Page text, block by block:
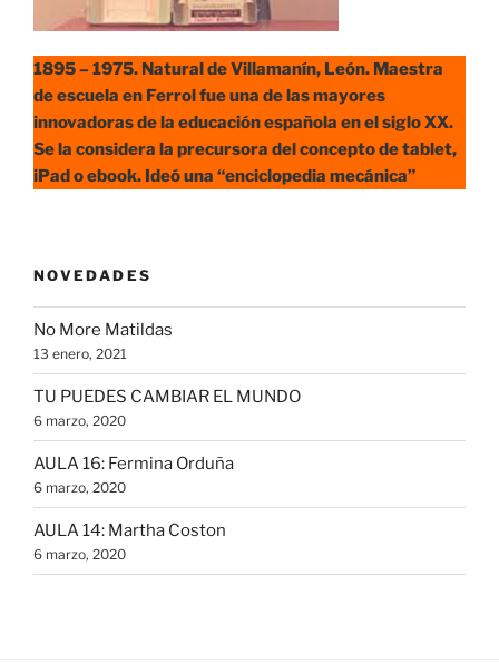
1895 – 1975. Natural de Villamanín, León. Maestra
de escuela en Ferrol fue una de las mayores
innovadoras de la educación española en el siglo XX.
Se la considera la precursora del concepto de tablet,
iPad o ebook. Ideó una “enciclopedia mecánica”
NOVEDADES
No More Matildas
13 enero, 2021
TU PUEDES CAMBIAR EL MUNDO
6 marzo, 2020
AULA 16: Fermina Orduña
6 marzo, 2020
AULA 14: Martha Coston
6 marzo, 2020